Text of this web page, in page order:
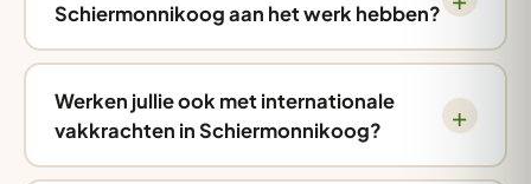
Schiermonnikoog aan het werk hebben?
Werken jullie ook met internationale
vakkrachten in Schiermonnikoog?